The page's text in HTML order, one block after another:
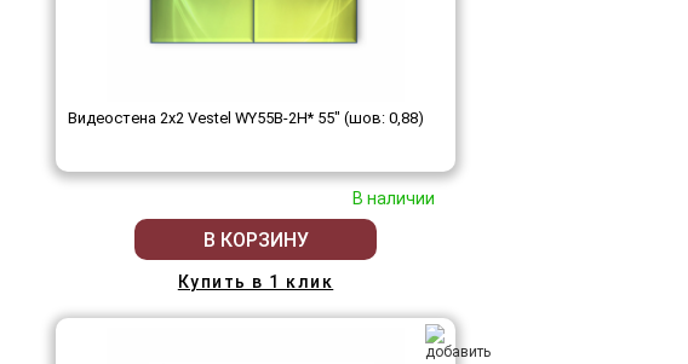
Видеостена 2x2 Vestel WY55B-2H* 55" (шов: 0,88)
В наличии
В КОРЗИНУ
Купить в 1 клик